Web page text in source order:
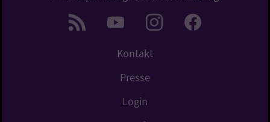
Kontakt
Presse
Login